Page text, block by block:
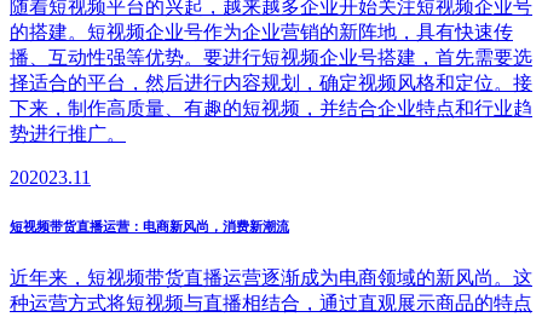
随着短视频平台的兴起，越来越多企业开始关注短视频企业号
的搭建。短视频企业号作为企业营销的新阵地，具有快速传
播、互动性强等优势。要进行短视频企业号搭建，首先需要选
择适合的平台，然后进行内容规划，确定视频风格和定位。接
下来，制作高质量、有趣的短视频，并结合企业特点和行业趋
势进行推广。
202023.11
短视频带货直播运营：电商新风尚，消费新潮流
近年来，短视频带货直播运营逐渐成为电商领域的新风尚。这
种运营方式将短视频与直播相结合，通过直观展示商品的特点